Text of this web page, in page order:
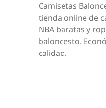
Camisetas
tienda online de
NBA baratas y
baloncesto.
calidad.